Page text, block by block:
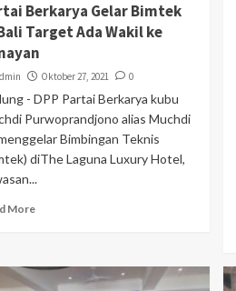
Berkarya Gelar Bimtek
Target Ada Wakil ke
Oktober 27, 2021 0
- DPP Partai Berkarya kubu
Purwoprandjono alias Muchdi
Bimbingan Teknis
diThe Laguna Luxury Hotel,
More